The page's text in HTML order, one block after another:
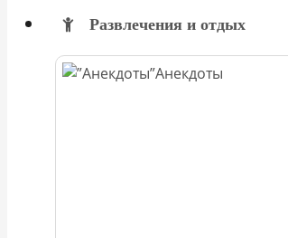
Развлечения и отдых
Анекдоты